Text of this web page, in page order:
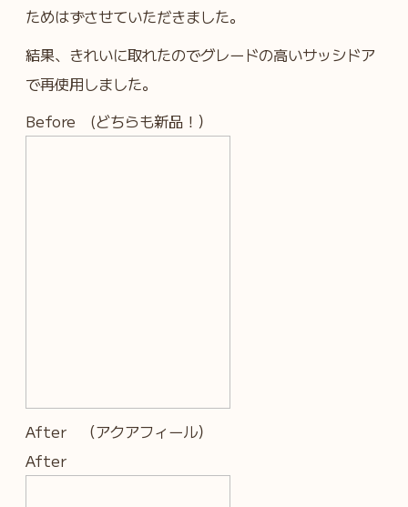
ためはずさせていただきました。
結果、きれいに取れたのでグレードの高いサッシドア
で再使用しました。
Before (どちらも新品！）
After （アクアフィール）
After